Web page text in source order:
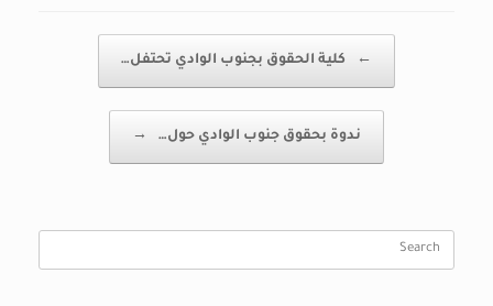
← كلية الحقوق بجنوب الوادي تحتفل…
ندوة بحقوق جنوب الوادي حول… →